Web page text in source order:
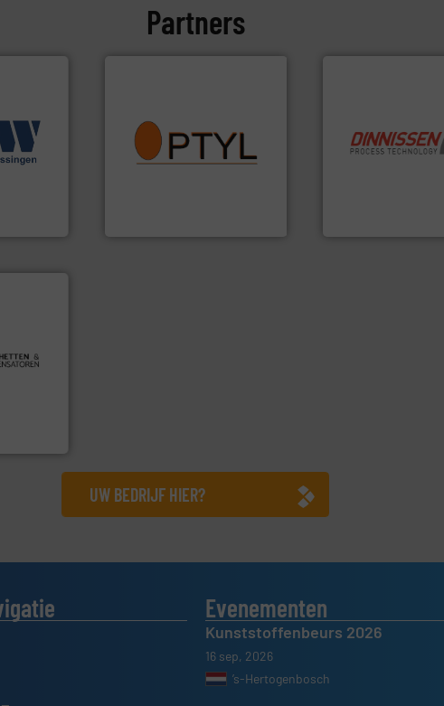
Partners
en -
Meer info
QAL1 metingen: Optyl is het
aanspreekpunt voor uw
vragen omtrent stof.Meer
Trusted by the
info ➜
op het
UW BEDRIJF HIER?
Evenementen
Kunststoffenbeurs 2026
16 sep, 2026
’s-Hertogenbosch